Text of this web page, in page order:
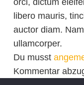
orci, dictum
libero mauris,
auctor diam.
ullamcorper.
Du musst
Kommentar